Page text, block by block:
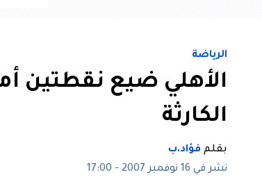
الرياضة
الأهلي ضيع نقطتين
الكارثة
بقلم فؤاد.ب
نشر في 16 نوفمبر 2007 - 17:00